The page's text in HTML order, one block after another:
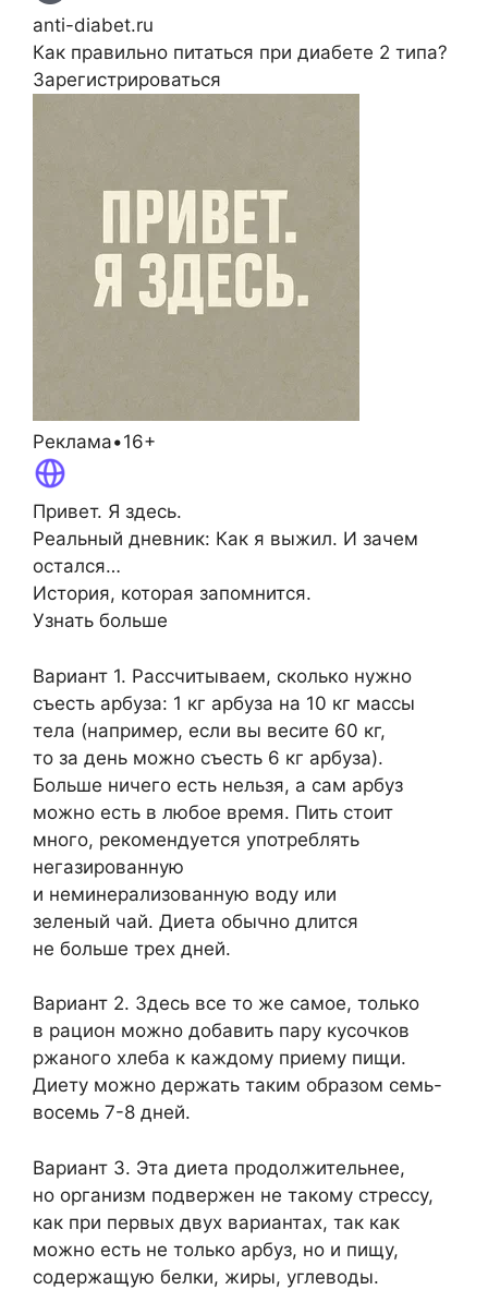
anti-diabet.ru
Как правильно питаться при диабете 2 типа?
Зарегистрироваться
Реклама•16+
Привет. Я здесь.
Реальный дневник: Как я выжил. И зачем
остался…
История, которая запомнится.
Узнать больше
Вариант 1. Рассчитываем, сколько нужно
съесть арбуза: 1 кг арбуза на 10 кг массы
тела (например, если вы весите 60 кг,
то за день можно съесть 6 кг арбуза).
Больше ничего есть нельзя, а сам арбуз
можно есть в любое время. Пить стоит
много, рекомендуется употреблять
негазированную
и неминерализованную воду или
зеленый чай. Диета обычно длится
не больше трех дней.
Вариант 2. Здесь все то же самое, только
в рацион можно добавить пару кусочков
ржаного хлеба к каждому приему пищи.
Диету можно держать таким образом семь-
восемь 7-8 дней.
Вариант 3. Эта диета продолжительнее,
но организм подвержен не такому стрессу,
как при первых двух вариантах, так как
можно есть не только арбуз, но и пищу,
содержащую белки, жиры, углеводы.